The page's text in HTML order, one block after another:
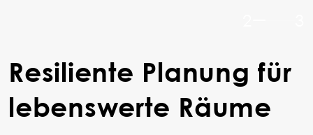
Resiliente Planung für
lebenswerte Räume